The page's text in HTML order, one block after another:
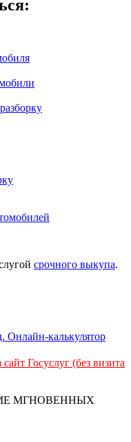
срочного выкупа.
Госуслуг (без визита
МГНОВЕННЫХ